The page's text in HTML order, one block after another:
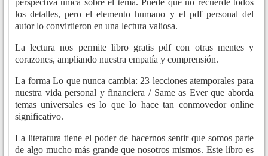
perspectiva única sobre el tema. Puede que no recuerde todos
los detalles, pero el elemento humano y el pdf personal del
autor lo convirtieron en una lectura valiosa.
La lectura nos permite libro gratis pdf con otras mentes y
corazones, ampliando nuestra empatía y comprensión.
La forma Lo que nunca cambia: 23 lecciones atemporales para
nuestra vida personal y financiera / Same as Ever que aborda
temas universales es lo que lo hace tan conmovedor online
significativo.
La literatura tiene el poder de hacernos sentir que somos parte
de algo mucho más grande que nosotros mismos. Este libro es